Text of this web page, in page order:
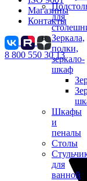
для
Зеркала,
полки,
зеркало-
шкаф
Шкафы
и
пеналы
Столы
для
ванной
Магазины
Контакты
8 800 550 30 13